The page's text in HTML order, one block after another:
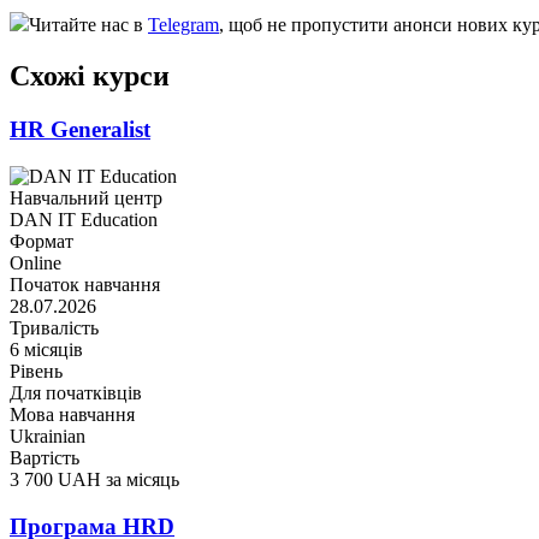
Читайте нас в Telegram, щоб не пропустити анонси нових
Схожі курси
HR Generalist
Навчальний центр
DAN IT Education
Формат
Online
Початок навчання
28.07.2026
Тривалість
6 місяців
Рівень
Для початківців
Мова навчання
Ukrainian
Вартість
3 700 UAH за місяць
Програма HRD